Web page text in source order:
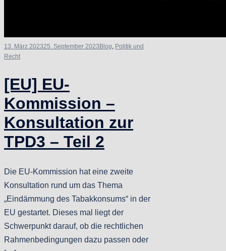
13. März 202325. September 2023Blog, Politik und
Recht
[EU] EU-
Kommission –
Konsultation zur
TPD3 – Teil 2
Die EU-Kommission hat eine zweite
Konsultation rund um das Thema
„Eindämmung des Tabakkonsums“ in der
EU gestartet. Dieses mal liegt der
Schwerpunkt darauf, ob die rechtlichen
Rahmenbedingungen dazu passen oder